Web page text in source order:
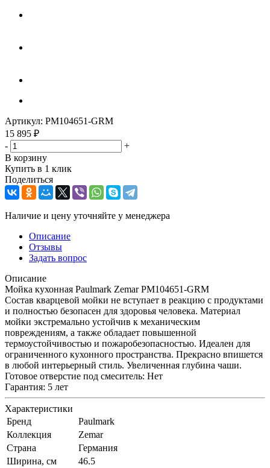
Артикул: PM104651-GRM
15 895 ₽
-
+
В корзину
Купить в 1 клик
Поделиться
Наличие и цену уточняйте у менеджера
Описание
Отзывы
Задать вопрос
Описание
Мойка кухонная Paulmark Zemar PM104651-GRM
Состав кварцевой мойки не вступает в реакцию с продуктами
и полностью безопасен для здоровья человека. Материал
мойки экстремально устойчив к механическим
повреждениям, а также обладает повышенной
термоустойчивостью и пожаробезопасностью. Идеален для
ограниченного кухонного пространства. Прекрасно впишется
в любой интерьерный стиль. Увеличенная глубина чаши.
Готовое отверстие под смеситель: Нет
Гарантия: 5 лет
Характеристики
Бренд
Paulmark
Коллекция
Zemar
Страна
Германия
Ширина, см
46.5